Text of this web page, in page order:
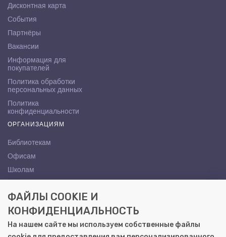
Дисконтная карта
События
Партнёры
Вакансии
Информация для
покупателей
Политика обработки
персональных данных
Политика
конфиденциальности
ОРГАНИЗАЦИЯМ
Библиотекам
Офисам
Школам
КОНТАКТЫ
Саратов, ул. Осипова, 10А
+7 (8452) 72-65-65
ФАЙЛЫ COOKIE И
КОНФИДЕНЦИАЛЬНОСТЬ
На нашем сайте мы используем собственные файлы